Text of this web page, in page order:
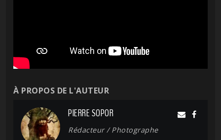
À PROPOS DE L'AUTEUR
PIERRE SOPOR
Rédacteur / Photographe